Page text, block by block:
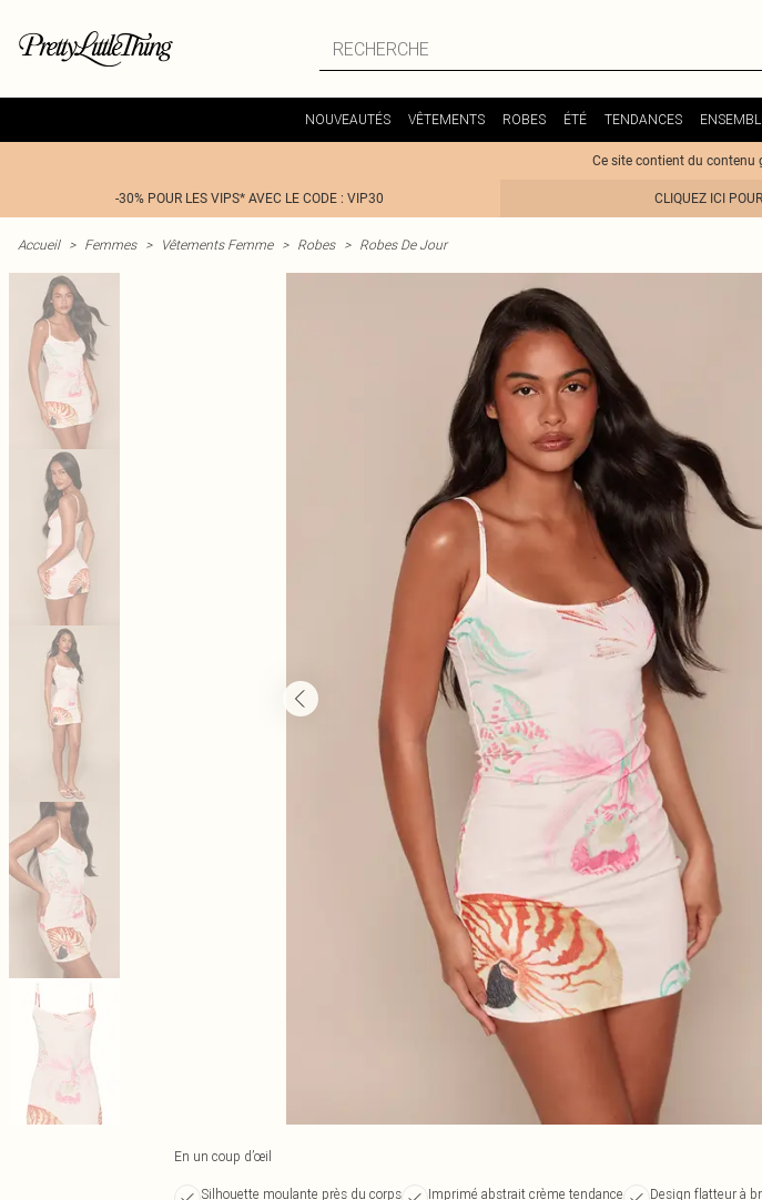
NOUVEAUTÉS VÊTEMENTS ROBES ÉTÉ TENDANCES
Ce site contient du contenu
-30% POUR LES VIPS* AVEC LE CODE : VIP30 CLIQUEZ ICI
Accueil > Femmes > Vêtements Femme > Robes > Robes De Jour
En un coup d’œil
Silhouette moulante près du corps Imprimé abstrait crème tendance
Design flatteur à